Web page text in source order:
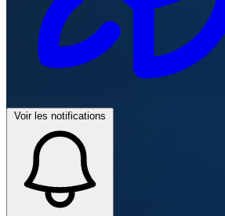
Voir les notifications